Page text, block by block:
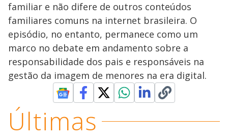
familiar e não difere de outros conteúdos
familiares comuns na internet brasileira. O
episódio, no entanto, permanece como um
marco no debate em andamento sobre a
responsabilidade dos pais e responsáveis na
gestão da imagem de menores na era digital.
Últimas